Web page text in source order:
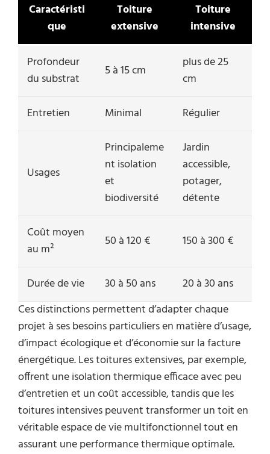
Caractéristi
que
Toiture
extensive
Toiture
intensive
Profondeur
du substrat
5 à 15 cm
plus de 25
cm
Entretien
Minimal Régulier
Usages
Principaleme
nt isolation
et
biodiversité
Jardin
accessible,
potager,
détente
Coût moyen
au m²
50 à 120 € 150 à 300 €
Durée de vie 30 à 50 ans
20 à 30 ans
Ces distinctions permettent d’adapter chaque
projet à ses besoins particuliers en matière d’usage,
d’impact écologique et d’économie sur la facture
énergétique. Les toitures extensives, par exemple,
offrent une isolation thermique efficace avec peu
d’entretien et un coût accessible, tandis que les
toitures intensives peuvent transformer un toit en
véritable espace de vie multifonctionnel tout en
assurant une performance thermique optimale.